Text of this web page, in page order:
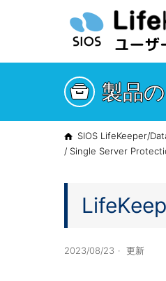
製品
SIOS LifeKeeper/
/ Single Server
2023/08/23 更新